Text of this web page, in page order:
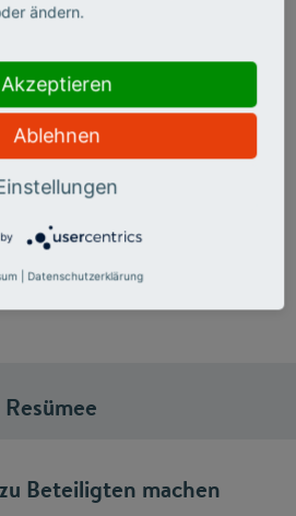
auf dem Streetfood-Festival in Geisenheim
Resümee
Beteiligten machen
ändern.
Akzeptieren
Ablehnen
Datenschutzerklärung